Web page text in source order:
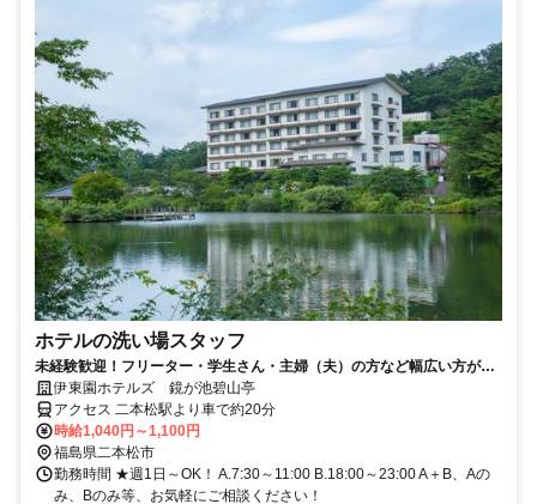
ホテルの洗い場スタッフ
未経験歓迎！フリーター・学生さん・主婦（夫）の方など幅広い方が活
躍中の職場です。
伊東園ホテルズ 鏡が池碧山亭
アクセス 二本松駅より車で約20分
時給1,040円～1,100円
福島県二本松市
勤務時間 ★週1日～OK！ A.7:30～11:00 B.18:00～23:00 A＋B、Aの
み、Bのみ等、お気軽にご相談ください！